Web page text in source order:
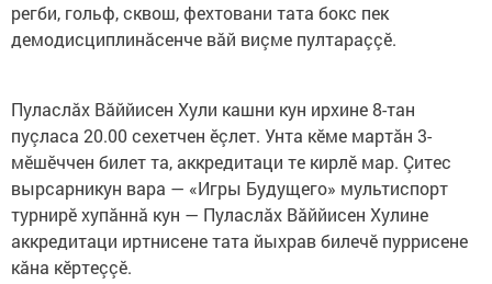
регби, гольф, сквош, фехтовани тата бокс пек
демодисциплинăсенче вăй виçме пултараççӗ.
Пуласлăх Вăййисен Хули кашни кун ирхине 8-тан
пуçласа 20.00 сехетчен ӗçлет. Унта кӗме мартăн 3-
мӗшӗччен билет та, аккредитаци те кирлӗ мар. Çитес
вырсарникун вара — «Игры Будущего» мультиспорт
турнирӗ хупăннă кун — Пуласлăх Вăййисен Хулине
аккредитаци иртнисене тата йыхрав билечӗ пуррисене
кăна кӗртеççӗ.